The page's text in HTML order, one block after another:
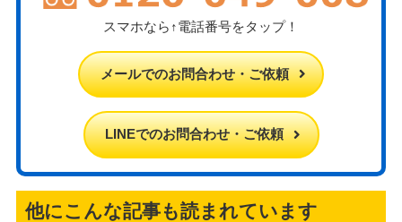
スマホなら↑電話番号をタップ！
メールでのお問合わせ・ご依頼
LINEでのお問合わせ・ご依頼
他にこんな記事も読まれています